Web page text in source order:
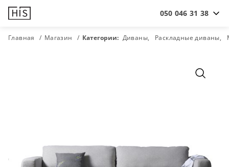
050 046 31 38
Главная Магазин Категории: Диваны Раскладные диваны